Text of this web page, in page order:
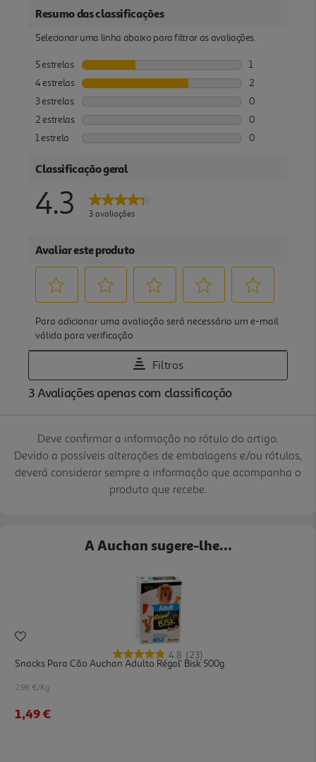
Deve confirmar a informação no rótulo do artigo.
Devido a possíveis alterações de embalagens e/ou rótulos,
deverá considerar sempre a informação que acompanha o
produto que recebe.
A Auchan sugere-lhe...
4.8 (23)
Snacks Para Cão Auchan Adulto Régal' Bisk 500g
2.98 €/Kg
1,49 €